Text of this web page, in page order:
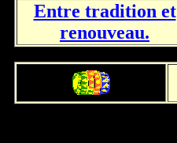
Entre tradition et
renouveau.